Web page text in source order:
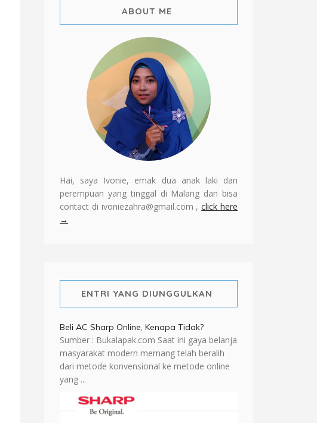
ABOUT ME
Hai, saya Ivonie, emak dua anak laki dan
perempuan yang tinggal di Malang dan bisa
contact di ivoniezahra@gmail.com ,click here
→
ENTRI YANG DIUNGGULKAN
Beli AC Sharp Online, Kenapa Tidak?
Sumber : Bukalapak.com Saat ini gaya belanja
masyarakat modern memang telah beralih
dari metode konvensional ke metode online
yang ...